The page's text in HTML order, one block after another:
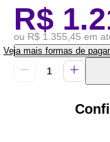
R$
ou R$ 1.355,45 em
Veja mais formas de